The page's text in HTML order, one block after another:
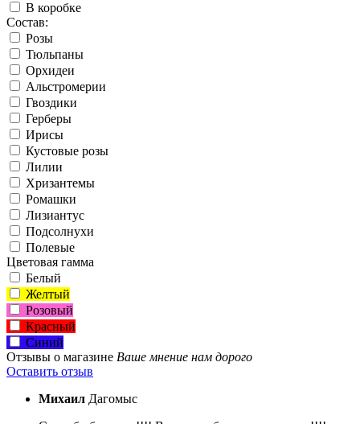
В коробке
Состав:
Розы
Тюльпаны
Орхидеи
Альстромерии
Гвоздики
Герберы
Ирисы
Кустовые розы
Лилии
Хризантемы
Ромашки
Лизиантус
Подсолнухи
Полевые
Цветовая гамма
Белый
Желтый
Розовый
Красный
Синий
Отзывы о магазине Ваше мнение нам дорого
Оставить отзыв
Михаил Дагомыс